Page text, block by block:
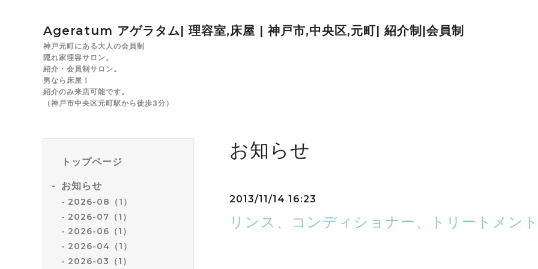
Ageratum アゲラタム| 理容室,床屋 | 神戸市,中央区,元町| 紹介制|会員制
神戸元町にある大人の会員制
隠れ家理容サロン。
紹介・会員制サロン。
男なら床屋！
紹介のみ来店可能です。
（神戸市中央区元町駅から徒歩3分）
トップページ
お知らせ
2026-08（1）
2026-07（1）
2026-06（1）
2026-04（1）
2026-03（1）
お知らせ
2013/11/14 16:23
リンス、コンディショナー、トリートメント